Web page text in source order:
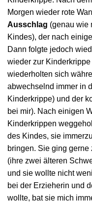
Morgen wieder rote
Ausschlag (genau wie
Kindes), der nach
Dann folgte jedoch
wieder zur
wiederholten sich
abwechselnd immer in
Kinderkrippe) und der
bei mir). Nach einigen
Kinderkrippen
des Kindes, sie
bringen. Sie ging
(ihre zwei älteren
und sie wollte nicht
bei der Erzieherin und
wollte, bat sie mich